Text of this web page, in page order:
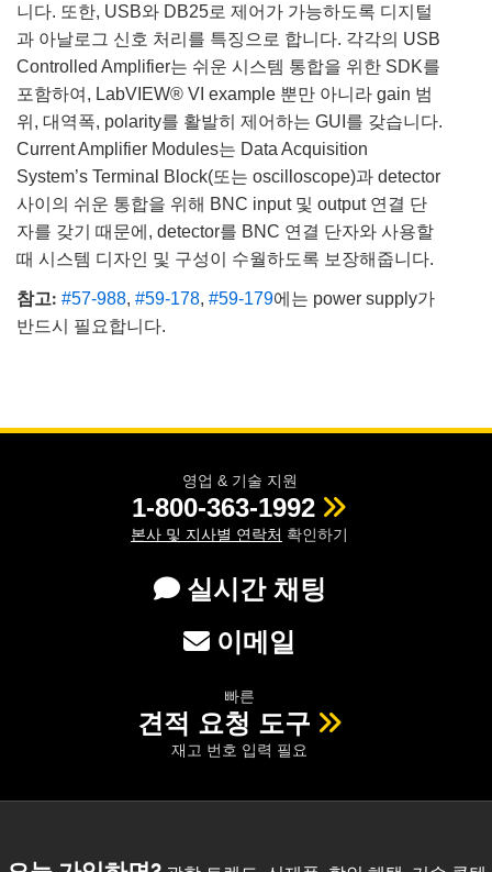
니다. 또한, USB와 DB25로 제어가 가능하도록 디지털
과 아날로그 신호 처리를 특징으로 합니다. 각각의 USB
Controlled Amplifier는 쉬운 시스템 통합을 위한 SDK를
포함하여, LabVIEW® VI example 뿐만 아니라 gain 범
위, 대역폭, polarity를 활발히 제어하는 GUI를 갖습니다.
Current Amplifier Modules는 Data Acquisition
System’s Terminal Block(또는 oscilloscope)과 detector
사이의 쉬운 통합을 위해 BNC input 및 output 연결 단
자를 갖기 때문에, detector를 BNC 연결 단자와 사용할
때 시스템 디자인 및 구성이 수월하도록 보장해줍니다.
참고: #57-988, #59-178, #59-179에는 power supply가
반드시 필요합니다.
영업 & 기술 지원
1-800-363-1992
본사 및 지사별 연락처 확인하기
실시간 채팅
이메일
빠른
견적 요청 도구
재고 번호 입력 필요